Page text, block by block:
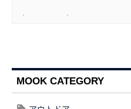
MOOK CATEGORY